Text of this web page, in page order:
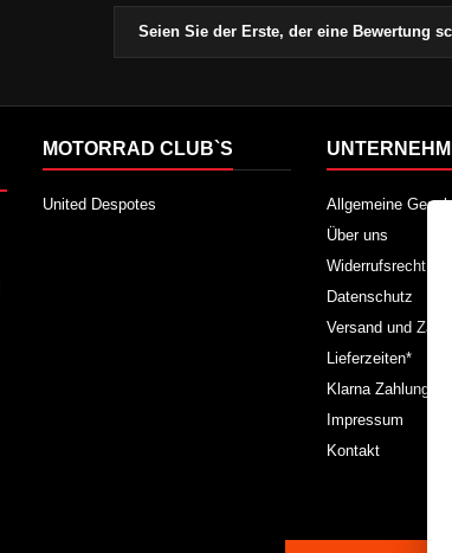
Seien Sie der Erste, der eine Bewertung
MOTORRAD CLUB`S
United Despotes
Allgemeine
Über uns
Widerrufsrecht
Datenschutz
Versand und
Lieferzeiten*
Klarna
Impressum
Kontakt